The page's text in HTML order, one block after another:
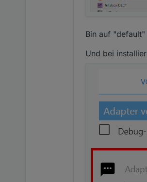
Bin auf "default"
Und bei